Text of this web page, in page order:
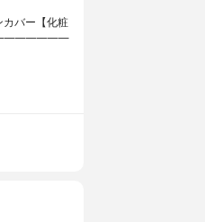
ー【化粧
⁡————————